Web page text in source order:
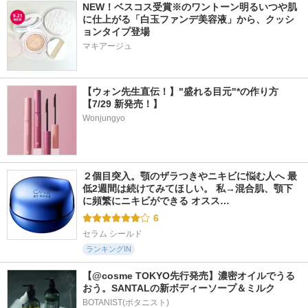
NEW！ベスコス受賞※のワントーン明るいつや肌
に仕上がる「白玉ファンデ美容液」から、クッシ
ョンタイプ登場
マキアージュ
【ウォン先生直伝！】"盛れる目元"*の作り方
【7/29 新発売！】
Wonjungyo
２個目突入。顎のザラつきやニキビに悩む人へ 最
低2週間は続けてみてほしい。 私→混合肌、顎下
に頻繁にニキビができる オスス…
6
セラム シールド
ランキングIN
【@cosme TOKYO先行発売】濃密オイルでうる
おう。SANTALの新ボディーソープ＆ミルク
BOTANIST(ボタニスト)